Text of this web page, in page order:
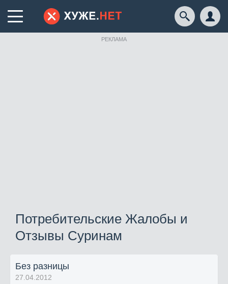
РЕКЛАМА
Потребительские Жалобы и
Отзывы Суринам
Без разницы
27.04.2012